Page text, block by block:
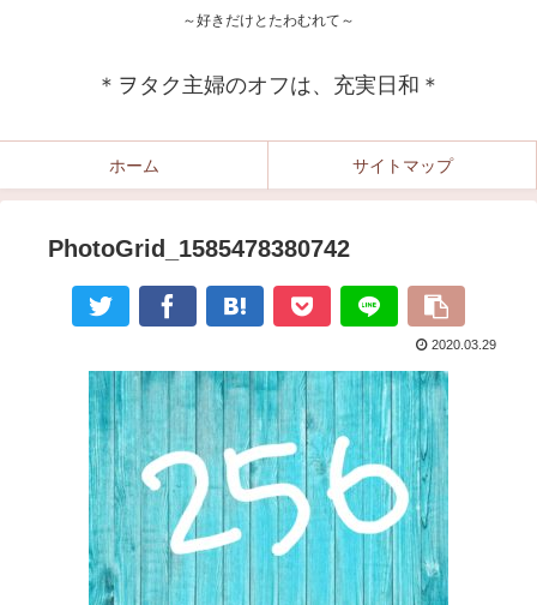
～好きだけとたわむれて～
＊ヲタク主婦のオフは、充実日和＊
ホーム サイトマップ
PhotoGrid_1585478380742
2020.03.29